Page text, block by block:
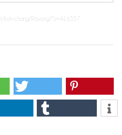
koh-chang/Rayong/?z=416557